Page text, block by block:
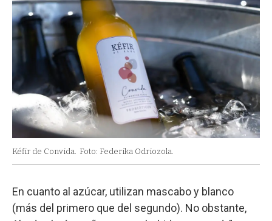
Kéfir de Convida. Foto: Federika Odriozola.
En cuanto al azúcar, utilizan mascabo y blanco
(más del primero que del segundo). No obstante,